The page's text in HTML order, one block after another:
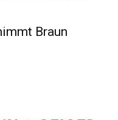
Braun